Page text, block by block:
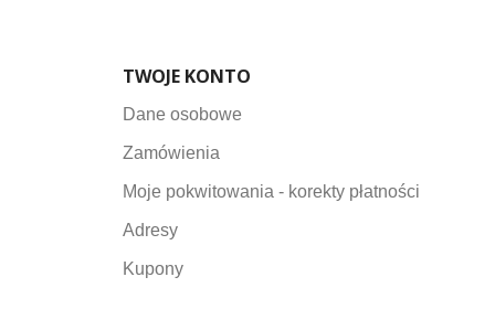
TWOJE KONTO
Dane osobowe
Zamówienia
Moje pokwitowania - korekty płatności
Adresy
Kupony